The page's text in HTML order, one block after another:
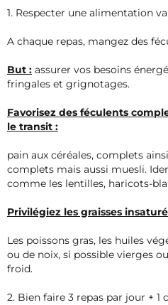
1. Respecter une alimentation
A chaque repas, mangez des
But : assurer vos besoins
fringales et grignotages.
Favorisez des féculents
le transit :
pain aux céréales, complets
complets mais aussi muesli.
comme les lentilles, haricots-
Privilégiez les graisses
Les poissons gras, les huiles
ou de noix, si possible vierges
froid.
2. Bien faire 3 repas par jour + 1